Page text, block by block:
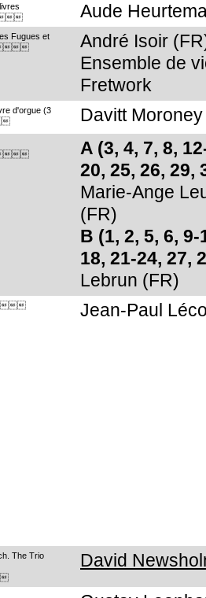
Aude
Fugues et
André Isoir
Ensemble de
Fretwork
d'orgue (3
Davitt
A (3, 4, 7, 8,
20, 25, 26, 29,
Marie-Ange
(FR)
B (1, 2, 5, 6, 9-
18, 21-24, 27,
Lebrun (FR)
Jean-Paul
The Trio
David